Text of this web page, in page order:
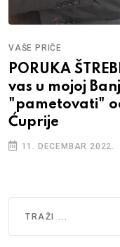
VAŠE PRIČE
PORUKA
vas u mojoj
"pametovati"
Ćuprije
11. DECEMBAR 2022.
Type 2 or more